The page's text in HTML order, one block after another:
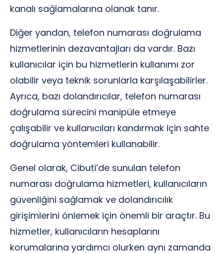
kanalı sağlamalarına olanak tanır.
Diğer yandan, telefon numarası doğrulama
hizmetlerinin dezavantajları da vardır. Bazı
kullanıcılar için bu hizmetlerin kullanımı zor
olabilir veya teknik sorunlarla karşılaşabilirler.
Ayrıca, bazı dolandırıcılar, telefon numarası
doğrulama sürecini manipüle etmeye
çalışabilir ve kullanıcıları kandırmak için sahte
doğrulama yöntemleri kullanabilir.
Genel olarak, Cibuti’de sunulan telefon
numarası doğrulama hizmetleri, kullanıcıların
güvenliğini sağlamak ve dolandırıcılık
girişimlerini önlemek için önemli bir araçtır. Bu
hizmetler, kullanıcıların hesaplarını
korumalarına yardımcı olurken aynı zamanda